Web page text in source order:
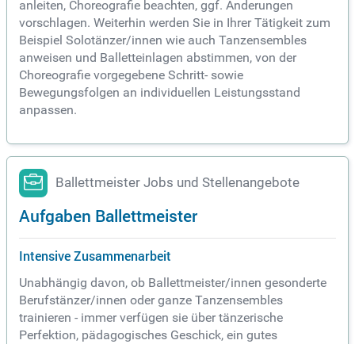
anleiten, Choreografie beachten, ggf. Änderungen
vorschlagen. Weiterhin werden Sie in Ihrer Tätigkeit zum
Beispiel Solotänzer/innen wie auch Tanzensembles
anweisen und Balletteinlagen abstimmen, von der
Choreografie vorgegebene Schritt- sowie
Bewegungsfolgen an individuellen Leistungsstand
anpassen.
Ballettmeister Jobs und Stellenangebote
Aufgaben Ballettmeister
Intensive Zusammenarbeit
Unabhängig davon, ob Ballettmeister/innen gesonderte
Berufstänzer/innen oder ganze Tanzensembles
trainieren - immer verfügen sie über tänzerische
Perfektion, pädagogisches Geschick, ein gutes